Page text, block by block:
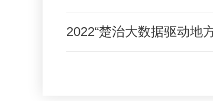
2022“楚治大数据驱动地